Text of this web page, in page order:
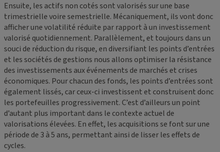
Ensuite, les actifs non cotés sont valorisés sur une base
trimestrielle voire semestrielle. Mécaniquement, ils vont donc
afficher une volatilité réduite par rapport à un investissement
valorisé quotidiennement. Parallèlement, et toujours dans un
souci de réduction du risque, en diversifiant les points d’entrées
et les sociétés de gestions nous allons optimiser la résistance
des investissements aux événements de marchés et crises
économiques. Pour chacun des fonds, les points d’entrées sont
également lissés, car ceux-ci investissent et construisent donc
les portefeuilles progressivement. C’est d’ailleurs un point
d’autant plus important dans le contexte actuel de
valorisations élevées. En effet, les acquisitions se font sur une
période de 3 à 5 ans, permettant ainsi de lisser les effets de
cycles.